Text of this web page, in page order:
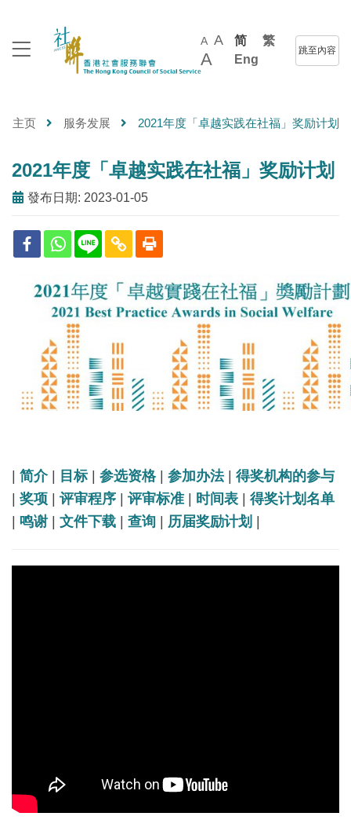
A A
A
简
繁
Eng
跳至內容
主页 服务发展 2021年度「卓越实践在社福」奖励计划
2021年度「卓越实践在社福」奖励计划
發布日期: 2023-01-05
简介| 目标 参选资格| 参加办法| 得奖机构的参与
奖项 评审程序 评审标准 时间表
得奖计划名单
鸣谢 文件下载 查询 历届奖励计划